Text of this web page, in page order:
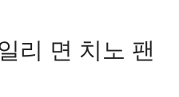
리 면 치노 팬